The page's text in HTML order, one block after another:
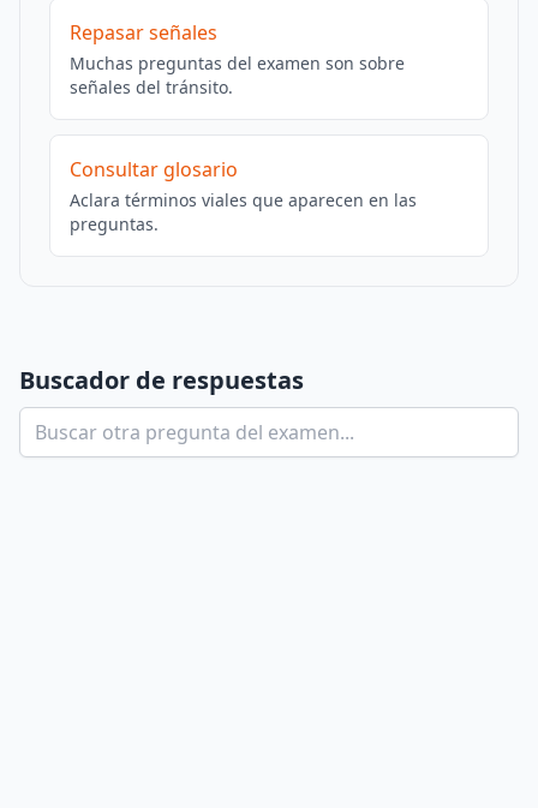
Repasar señales
Muchas preguntas del examen son sobre
señales del tránsito.
Consultar glosario
Aclara términos viales que aparecen en las
preguntas.
Buscador de respuestas